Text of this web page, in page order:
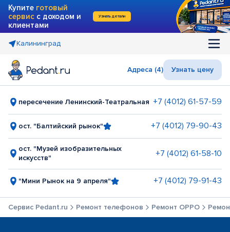
Купите готовый
сервис с доходом и
клиентами
Узнать детали
Калининград
Адреса (4) Узнать цену
пересечение Ленинский-Театральная +7 (4012) 61-57-59
ост. "Балтийский рынок" +7 (4012) 79-90-43
ост. "Музей изобразительных
искусств"
+7 (4012) 61-58-10
"Мини Рынок на 9 апреля" +7 (4012) 79-91-43
Сервис Pedant.ru Ремонт телефонов Ремонт OPPO